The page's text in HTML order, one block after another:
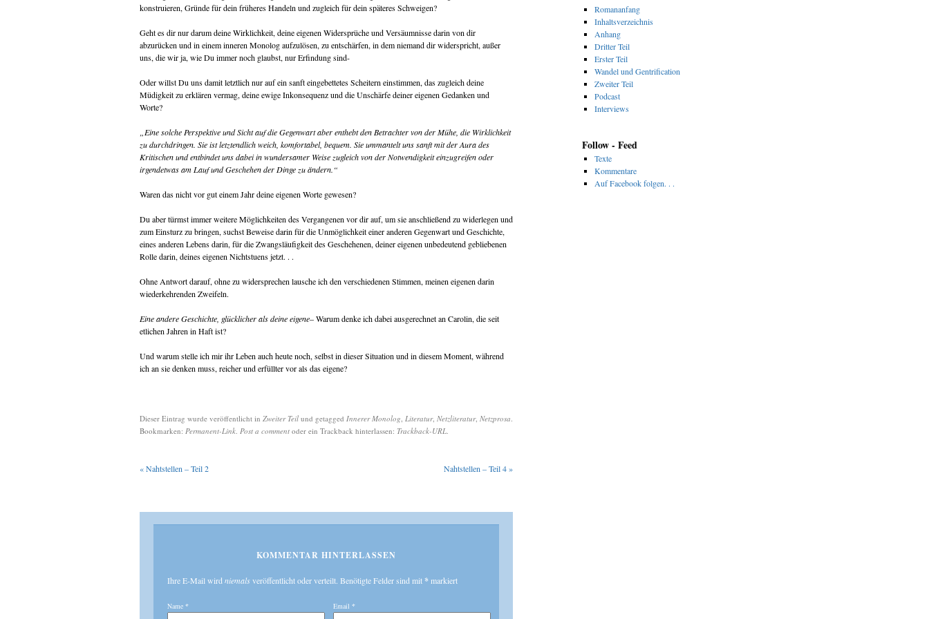
konstruieren, Gründe für dein früheres Handeln und zugleich für dein späteres Schweigen?
Geht es dir nur darum deine Wirklichkeit, deine eigenen Widersprüche und Versäumnisse darin von dir
abzurücken und in einem inneren Monolog aufzulösen, zu entschärfen, in dem niemand dir widerspricht, außer
uns, die wir ja, wie Du immer noch glaubst, nur Erfindung sind-
Oder willst Du uns damit letztlich nur auf ein sanft eingebettetes Scheitern einstimmen, das zugleich deine
Müdigkeit zu erklären vermag, deine ewige Inkonsequenz und die Unschärfe deiner eigenen Gedanken und
Worte?
„Eine solche Perspektive und Sicht auf die Gegenwart aber enthebt den Betrachter von der Mühe, die Wirklichkeit
zu durchdringen. Sie ist letztendlich weich, komfortabel, bequem. Sie ummantelt uns sanft mit der Aura des
Kritischen und entbindet uns dabei in wundersamer Weise zugleich von der Notwendigkeit einzugreifen oder
irgendetwas am Lauf und Geschehen der Dinge zu ändern.“
Waren das nicht vor gut einem Jahr deine eigenen Worte gewesen?
Du aber türmst immer weitere Möglichkeiten des Vergangenen vor dir auf, um sie anschließend zu widerlegen und
zum Einsturz zu bringen, suchst Beweise darin für die Unmöglichkeit einer anderen Gegenwart und Geschichte,
eines anderen Lebens darin, für die Zwangsläufigkeit des Geschehenen, deiner eigenen unbedeutend gebliebenen
Rolle darin, deines eigenen Nichtstuens jetzt. . .
Ohne Antwort darauf, ohne zu widersprechen lausche ich den verschiedenen Stimmen, meinen eigenen darin
wiederkehrenden Zweifeln.
Eine andere Geschichte, glücklicher als deine eigene– Warum denke ich dabei ausgerechnet an Carolin, die seit
etlichen Jahren in Haft ist?
Und warum stelle ich mir ihr Leben auch heute noch, selbst in dieser Situation und in diesem Moment, während
ich an sie denken muss, reicher und erfüllter vor als das eigene?
Dieser Eintrag wurde veröffentlicht in Zweiter Teil und getagged Innerer Monolog, Literatur, Netzliteratur, Netzprosa.
Bookmarken: Permanent-Link. Post a comment oder ein Trackback hinterlassen: Trackback-URL.
«Nahtstellen – Teil 2 Nahtstellen – Teil 4»
KOMMENTAR HINTERLASSEN
Ihre E-Mail wird niemalsveröffentlicht oder verteilt. Benötigte Felder sind mit*markiert
Name * Email *
Romananfang
Inhaltsverzeichnis
Anhang
Dritter Teil
Erster Teil
Wandel und Gentrification
Zweiter Teil
Podcast
Interviews
Follow - Feed
Texte
Kommentare
Auf Facebook folgen. . .